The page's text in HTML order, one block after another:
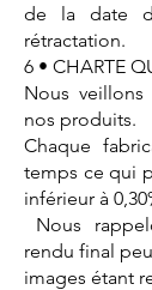
de la date
rétractation.
6 • CHARTE
Nous
nos produits.
Chaque
temps ce qui
inférieur à
Nous
rendu final
images étant